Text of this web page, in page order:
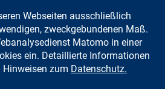
Zum Inhalt springen
Webseiten ausschließlich
zweckgebundenen Maß.
Matomo in einer
ein. Detaillierte Informationen
Hinweisen zum Datenschutz.